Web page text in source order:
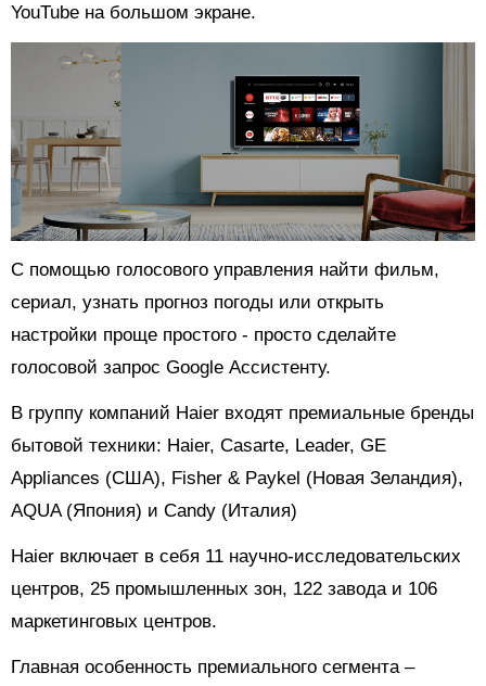
YouTube на большом экране.
С помощью голосового управления найти фильм,
сериал, узнать прогноз погоды или открыть
настройки проще простого - просто сделайте
голосовой запрос Google Ассистенту.
В группу компаний Haier входят премиальные бренды
бытовой техники: Haier, Casarte, Leader, GE
Appliances (США), Fisher & Paykel (Новая Зеландия),
AQUA (Япония) и Candy (Италия)
Haier включает в себя 11 научно-исследовательских
центров, 25 промышленных зон, 122 завода и 106
маркетинговых центров.
Главная особенность премиального сегмента –